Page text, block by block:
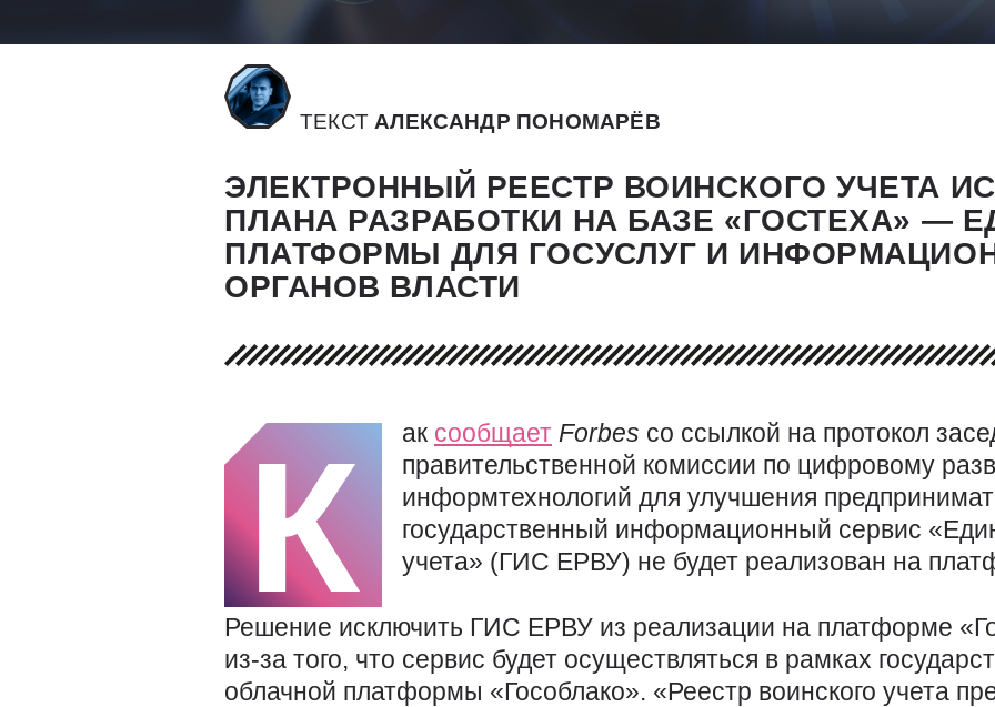
ТЕКСТ АЛЕКСАНДР ПОНОМАРЁВ
ЭЛЕКТРОННЫЙ РЕЕСТР ВОИНСКОГО УЧЕТА
ПЛАНА РАЗРАБОТКИ НА БАЗЕ «ГОСТЕХА» —
ПЛАТФОРМЫ ДЛЯ ГОСУСЛУГ И
ОРГАНОВ ВЛАСТИ
К ак сообщает Forbes со ссылкой на протокол
правительственной комиссии по цифровому
информтехнологий для улучшения
государственный информационный сервис
учета» (ГИС ЕРВУ) не будет реализован на
Решение исключить ГИС ЕРВУ из реализации на платформе
из-за того, что сервис будет осуществляться в рамках
облачной платформы «Гособлако». «Реестр воинского учета